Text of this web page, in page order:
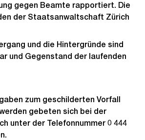
gegen Beamte rapportiert. Die
der Staatsanwaltschaft Zürich
und die Hintergründe sind
und Gegenstand der laufenden
zum geschilderten Vorfall
gebeten sich bei der
unter der Telefonnummer 0 444